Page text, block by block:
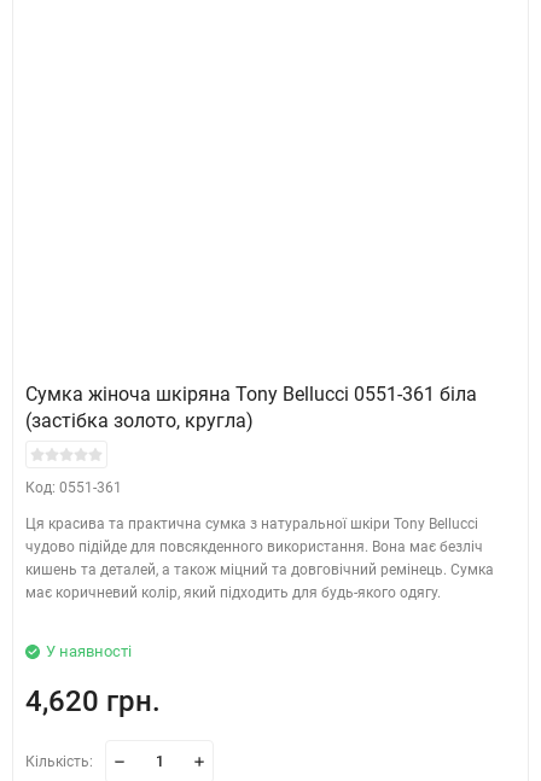
Сумка жіноча шкіряна Tony Bellucci 0551-361 біла
(застібка золото, кругла)
Код: 0551-361
Ця красива та практична сумка з натуральної шкіри Tony Bellucci
чудово підійде для повсякденного використання. Вона має безліч
кишень та деталей, а також міцний та довговічний ремінець. Сумка
має коричневий колір, який підходить для будь-якого одягу.
У наявності
4,620 грн.
Кількість: